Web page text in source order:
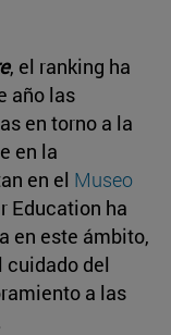
, el ranking ha
año las
en torno a la
en la
en el Museo
Education ha
en este ámbito,
del
a las